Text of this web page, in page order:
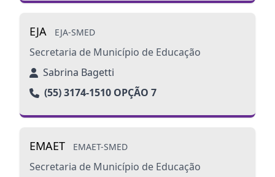
EJA EJA-SMED
Secretaria de Município de Educação
Sabrina Bagetti
(55) 3174-1510 OPÇÃO 7
EMAET EMAET-SMED
Secretaria de Município de Educação